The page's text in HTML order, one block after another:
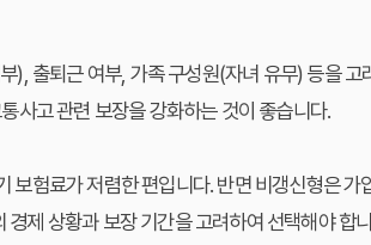
), 출퇴근 여부, 가족 구성원(자녀 유무) 등을
사고 관련 보장을 강화하는 것이 좋습니다.
보험료가 저렴한 편입니다. 반면비갱신형은 가
제 상황과 보장 기간을 고려하여 선택해야 합